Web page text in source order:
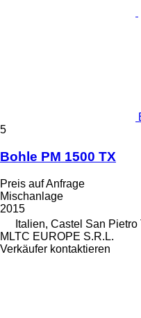
5
Bohle PM 1500 TX
Preis auf Anfrage
Mischanlage
2015
Italien, Castel San Pietro
MLTC EUROPE S.R.L.
Verkäufer kontaktieren